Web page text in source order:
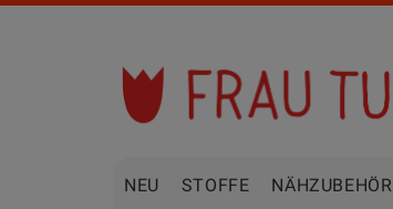
Inhalt
springen
NEU STOFFE NÄHZUBEHÖR